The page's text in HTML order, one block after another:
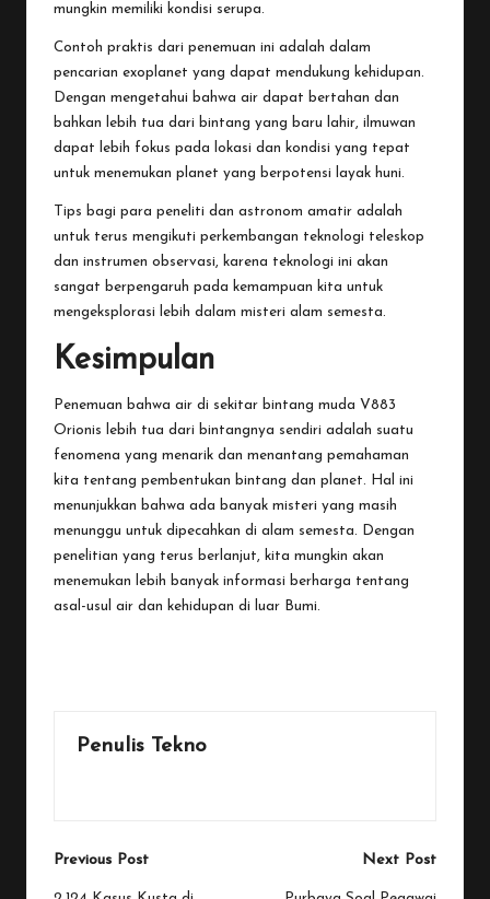
mungkin memiliki kondisi serupa.
Contoh praktis dari penemuan ini adalah dalam
pencarian exoplanet yang dapat mendukung kehidupan.
Dengan mengetahui bahwa air dapat bertahan dan
bahkan lebih tua dari bintang yang baru lahir, ilmuwan
dapat lebih fokus pada lokasi dan kondisi yang tepat
untuk menemukan planet yang berpotensi layak huni.
Tips bagi para peneliti dan astronom amatir adalah
untuk terus mengikuti perkembangan teknologi teleskop
dan instrumen observasi, karena teknologi ini akan
sangat berpengaruh pada kemampuan kita untuk
mengeksplorasi lebih dalam misteri alam semesta.
Kesimpulan
Penemuan bahwa air di sekitar bintang muda V883
Orionis lebih tua dari bintangnya sendiri adalah suatu
fenomena yang menarik dan menantang pemahaman
kita tentang pembentukan bintang dan planet. Hal ini
menunjukkan bahwa ada banyak misteri yang masih
menunggu untuk dipecahkan di alam semesta. Dengan
penelitian yang terus berlanjut, kita mungkin akan
menemukan lebih banyak informasi berharga tentang
asal-usul air dan kehidupan di luar Bumi.
Penulis Tekno
Post
Previous Post Next Post